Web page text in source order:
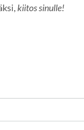
kiitos sinulle!